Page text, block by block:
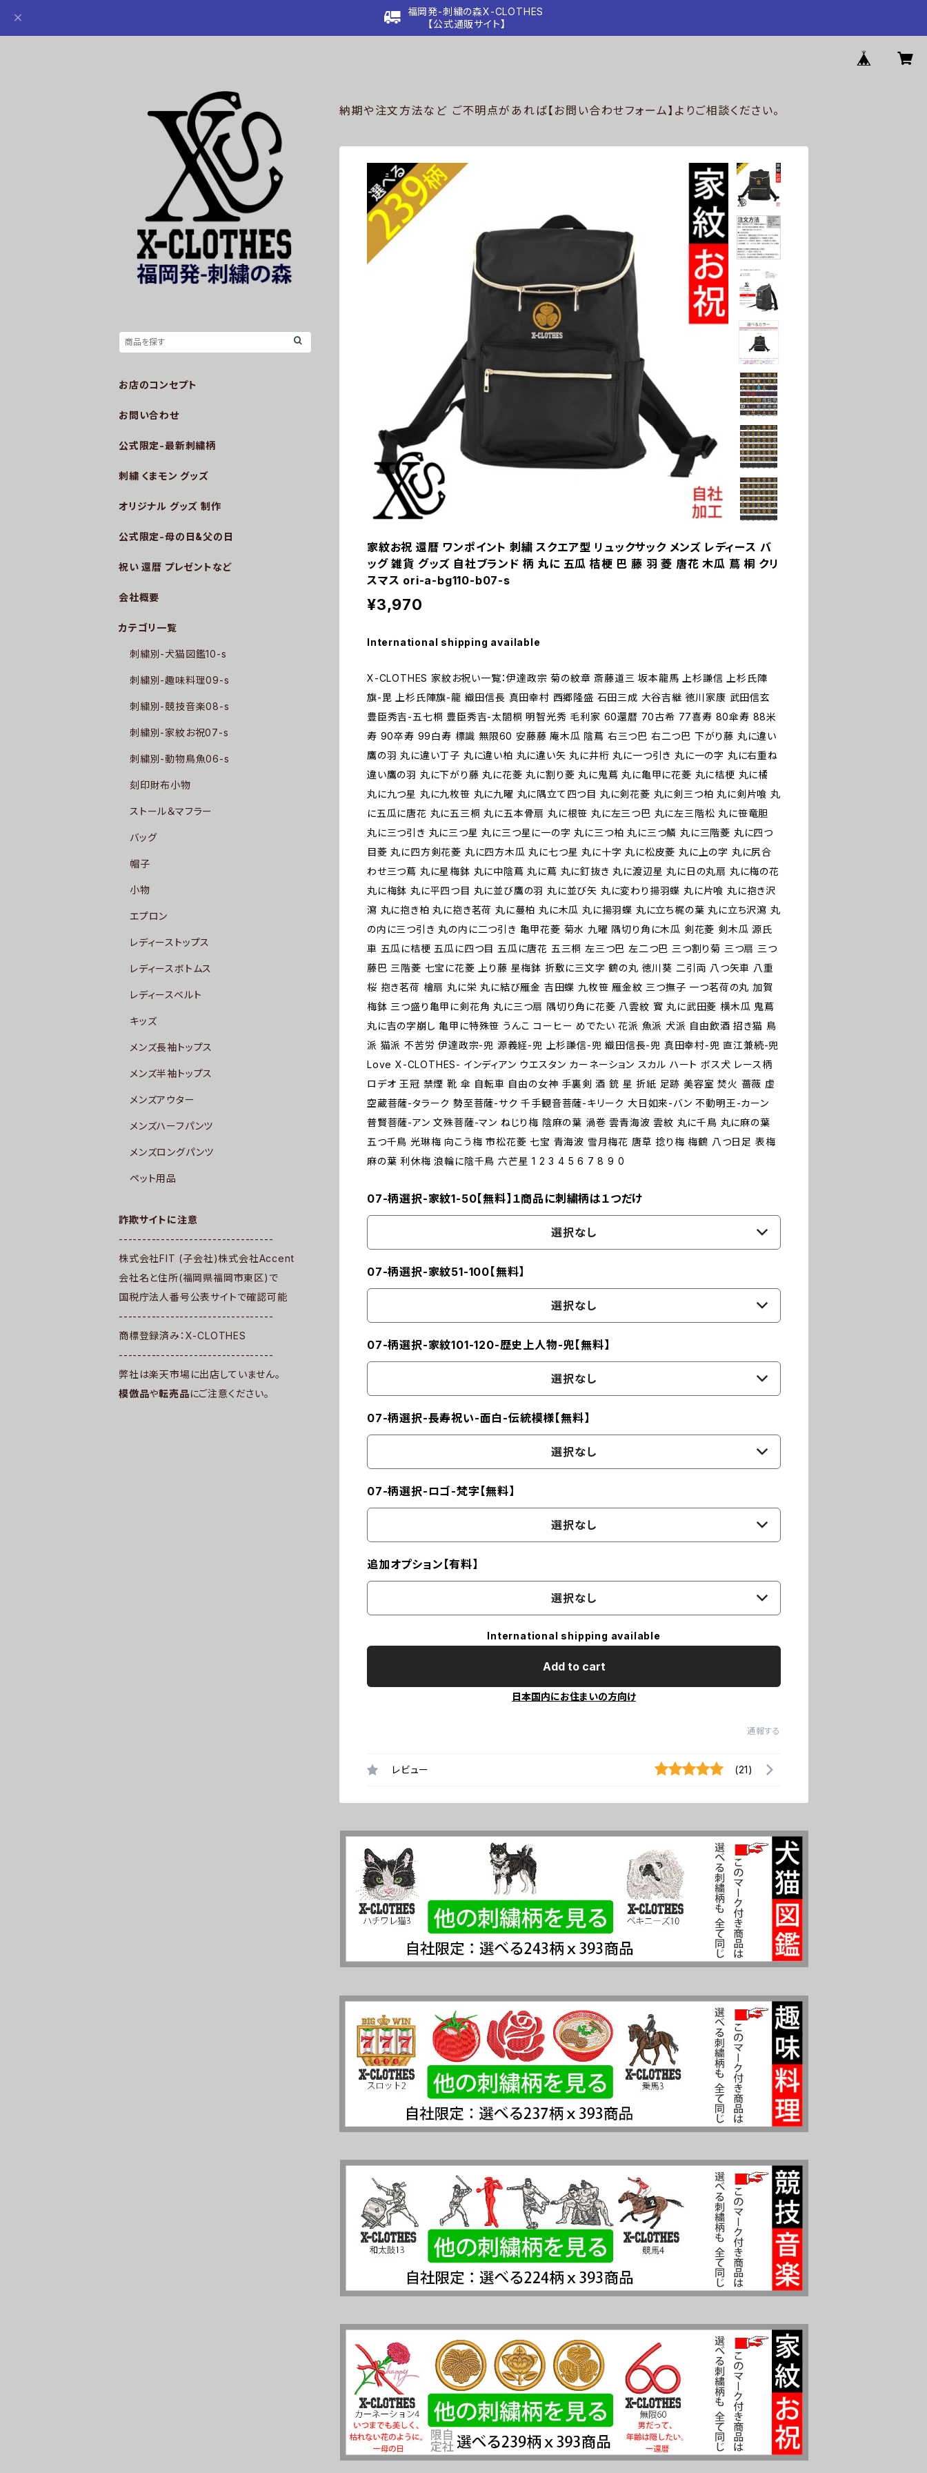
福岡発-刺繍の森X-CLOTHES
【公式通販サイト】
納期や注文方法など ご不明点があれば【お問い合わせフォーム】よりご相談ください。
家紋お祝 還暦 ワンポイント 刺繍 スクエア型 リュックサック メンズ レディース バ
ッグ 雑貨 グッズ 自社ブランド 柄 丸に 五瓜 桔梗 巴 藤 羽 菱 唐花 木瓜 蔦 桐 クリ
スマス ori-a-bg110-b07-s
¥3,970
International shipping available
X-CLOTHES 家紋お祝い一覧：伊達政宗 菊の紋章 斎藤道三 坂本龍馬 上杉謙信 上杉氏陣
旗-毘 上杉氏陣旗-龍 織田信長 真田幸村 西郷隆盛 石田三成 大谷吉継 徳川家康 武田信玄
豊臣秀吉-五七桐 豊臣秀吉-太閤桐 明智光秀 毛利家 60還暦 70古希 77喜寿 80傘寿 88米
寿 90卒寿 99白寿 標識 無限60 安藤藤 庵木瓜 陰蔦 右三つ巴 右二つ巴 下がり藤 丸に違い
鷹の羽 丸に違い丁子 丸に違い柏 丸に違い矢 丸に井桁 丸に一つ引き 丸に一の字 丸に右重ね
違い鷹の羽 丸に下がり藤 丸に花菱 丸に割り菱 丸に鬼蔦 丸に亀甲に花菱 丸に桔梗 丸に橘
丸に九つ星 丸に九枚笹 丸に九曜 丸に隅立て四つ目 丸に剣花菱 丸に剣三つ柏 丸に剣片喰 丸
に五瓜に唐花 丸に五三桐 丸に五本骨扇 丸に根笹 丸に左三つ巴 丸に左三階松 丸に笹竜胆
丸に三つ引き 丸に三つ星 丸に三つ星に一の字 丸に三つ柏 丸に三つ鱗 丸に三階菱 丸に四つ
目菱 丸に四方剣花菱 丸に四方木瓜 丸に七つ星 丸に十字 丸に松皮菱 丸に上の字 丸に尻合
わせ三つ蔦 丸に星梅鉢 丸に中陰蔦 丸に蔦 丸に釘抜き 丸に渡辺星 丸に日の丸扇 丸に梅の花
丸に梅鉢 丸に平四つ目 丸に並び鷹の羽 丸に並び矢 丸に変わり揚羽蝶 丸に片喰 丸に抱き沢
瀉 丸に抱き柏 丸に抱き茗荷 丸に蔓柏 丸に木瓜 丸に揚羽蝶 丸に立ち梶の葉 丸に立ち沢瀉 丸
の内に三つ引き 丸の内に二つ引き 亀甲花菱 菊水 九曜 隅切り角に木瓜 剣花菱 剣木瓜 源氏
車 五瓜に桔梗 五瓜に四つ目 五瓜に唐花 五三桐 左三つ巴 左二つ巴 三つ割り菊 三つ扇 三つ
藤巴 三階菱 七宝に花菱 上り藤 星梅鉢 折敷に三文字 鶴の丸 徳川葵 二引両 八つ矢車 八重
桜 抱き茗荷 檜扇 丸に栄 丸に結び雁金 吉田蝶 九枚笹 雁金紋 三つ撫子 一つ茗荷の丸 加賀
梅鉢 三つ盛り亀甲に剣花角 丸に三つ扇 隅切り角に花菱 八雲紋 寳 丸に武田菱 横木瓜 鬼蔦
丸に吉の字崩し 亀甲に特殊笹 うんこ コーヒー めでたい 花派 魚派 犬派 自由飲酒 招き猫 鳥
派 猫派 不苦労 伊達政宗-兜 源義経-兜 上杉謙信-兜 織田信長-兜 真田幸村-兜 直江兼続-兜
Love X-CLOTHES- インディアン ウエスタン カーネーション スカル ハート ボス犬 レース柄
ロデオ 王冠 禁煙 靴 傘 自転車 自由の女神 手裏剣 酒 銃 星 折紙 足跡 美容室 焚火 薔薇 虚
空蔵菩薩-タラーク 勢至菩薩-サク 千手観音菩薩-キリーク 大日如来-バン 不動明王-カーン
普賢菩薩-アン 文殊菩薩-マン ねじり梅 陰麻の葉 渦巻 雲青海波 雲紋 丸に千鳥 丸に麻の葉
五つ千鳥 光琳梅 向こう梅 市松花菱 七宝 青海波 雪月梅花 唐草 捻り梅 梅鶴 八つ日足 表梅
麻の葉 利休梅 浪輪に陰千鳥 六芒星 1 2 3 4 5 6 7 8 9 0
07-柄選択-家紋1-50【無料】１商品に刺繍柄は１つだけ
選択なし
07-柄選択-家紋51-100【無料】
選択なし
07-柄選択-家紋101-120-歴史上人物-兜【無料】
選択なし
07-柄選択-長寿祝い-面白-伝統模様【無料】
選択なし
07-柄選択-ロゴ-梵字【無料】
選択なし
追加オプション【有料】
選択なし
International shipping available
Add to cart
日本国内にお住まいの方向け
通報する
レビュー (21)
お店のコンセプト
お問い合わせ
公式限定-最新刺繍柄
刺繍 くまモン グッズ
オリジナル グッズ 制作
公式限定-母の日&父の日
祝い 還暦 プレゼントなど
会社概要
カテゴリ一覧
刺繍別-犬猫図鑑10-s
刺繍別-趣味料理09-s
刺繍別-競技音楽08-s
刺繍別-家紋お祝07-s
刺繍別-動物鳥魚06-s
刻印財布小物
ストール＆マフラー
バッグ
帽子
小物
エプロン
レディーストップス
レディースボトムス
レディースベルト
キッズ
メンズ長袖トップス
メンズ半袖トップス
メンズアウター
メンズハーフパンツ
メンズロングパンツ
ペット用品
詐欺サイトに注意
---------------------------------
株式会社FIT (子会社)株式会社Accent
会社名と住所(福岡県福岡市東区)で
国税庁法人番号公表サイトで確認可能
---------------------------------
商標登録済み：X-CLOTHES
---------------------------------
弊社は楽天市場に出店していません。
模倣品や転売品にご注意ください。